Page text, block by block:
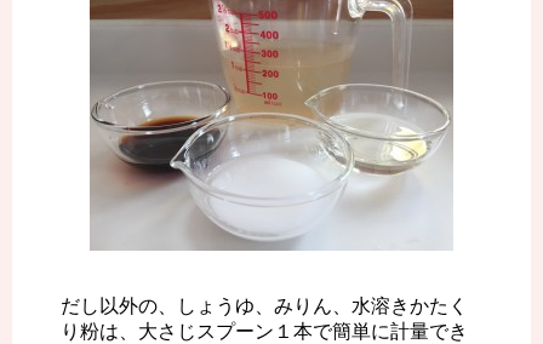
だし以外の、しょうゆ、みりん、水溶きかたく
り粉は、大さじスプーン１本で簡単に計量でき